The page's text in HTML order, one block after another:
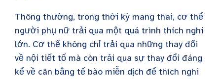
Thông thường, trong thời kỳ mang thai, cơ thể
người phụ nữ trải qua một quá trình thích nghi
lớn. Cơ thể không chỉ trải qua những thay đổi
về nội tiết tố mà còn trải qua sự thay đổi đáng
kể về cân bằng tế bào miễn dịch để thích nghi